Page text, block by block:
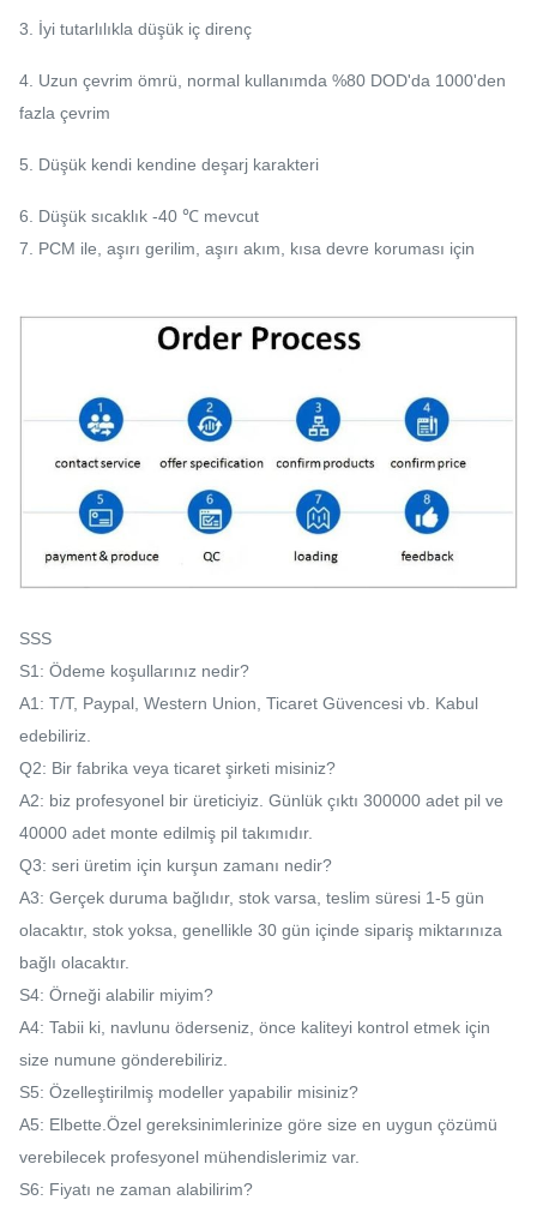
3. İyi tutarlılıkla düşük iç direnç
4. Uzun çevrim ömrü, normal kullanımda %80 DOD'da 1000'den
fazla çevrim
5. Düşük kendi kendine deşarj karakteri
6. Düşük sıcaklık -40 ℃ mevcut
7. PCM ile, aşırı gerilim, aşırı akım, kısa devre koruması için
SSS
S1: Ödeme koşullarınız nedir?
A1: T/T, Paypal, Western Union, Ticaret Güvencesi vb. Kabul
edebiliriz.
Q2: Bir fabrika veya ticaret şirketi misiniz?
A2: biz profesyonel bir üreticiyiz. Günlük çıktı 300000 adet pil ve
40000 adet monte edilmiş pil takımıdır.
Q3: seri üretim için kurşun zamanı nedir?
A3: Gerçek duruma bağlıdır, stok varsa, teslim süresi 1-5 gün
olacaktır, stok yoksa, genellikle 30 gün içinde sipariş miktarınıza
bağlı olacaktır.
S4: Örneği alabilir miyim?
A4: Tabii ki, navlunu öderseniz, önce kaliteyi kontrol etmek için
size numune gönderebiliriz.
S5: Özelleştirilmiş modeller yapabilir misiniz?
A5: Elbette.Özel gereksinimlerinize göre size en uygun çözümü
verebilecek profesyonel mühendislerimiz var.
S6: Fiyatı ne zaman alabilirim?